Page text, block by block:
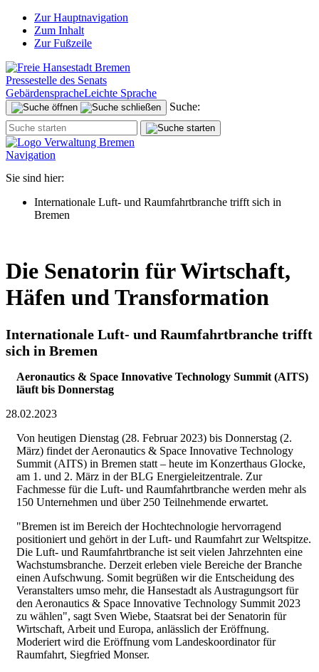
Zur Hauptnavigation
Zum Inhalt
Zur Fußzeile
Pressestelle des Senats
GebärdenspracheLeichte Sprache
Suche:
Navigation
Sie sind hier:
Internationale Luft- und Raumfahrtbranche trifft sich in
Bremen
Die Senatorin für Wirtschaft,
Häfen und Transformation
Internationale Luft- und Raumfahrtbranche trifft
sich in Bremen
Aeronautics & Space Innovative Technology Summit (AITS)
läuft bis Donnerstag
28.02.2023
Von heutigen Dienstag (28. Februar 2023) bis Donnerstag (2.
März) findet der Aeronautics & Space Innovative Technology
Summit (AITS) in Bremen statt – heute im Konzerthaus Glocke,
am 1. und 2. März in der BLG Energieleitzentrale. Zur
Fachmesse für die Luft- und Raumfahrtbranche werden mehr als
150 Unternehmen und über 250 Teilnehmende erwartet.
"Bremen ist im Bereich der Hochtechnologie hervorragend
positioniert und gehört in der Luft- und Raumfahrt zur Weltspitze.
Die Luft- und Raumfahrtbranche ist seit vielen Jahrzehnten eine
Wachstumsbranche. Derzeit erleben viele Bereiche der Branche
einen Aufschwung. Somit begrüßen wir die Entscheidung des
Veranstalters umso mehr, die Hansestadt als Austragungsort für
den Aeronautics & Space Innovative Technology Summit 2023
zu wählen", sagt Sven Wiebe, Staatsrat bei der Senatorin für
Wirtschaft, Arbeit und Europa, anlässlich der Eröffnung.
Moderiert wird die Eröffnung vom Landeskoordinator für
Raumfahrt, Siegfried Monser.